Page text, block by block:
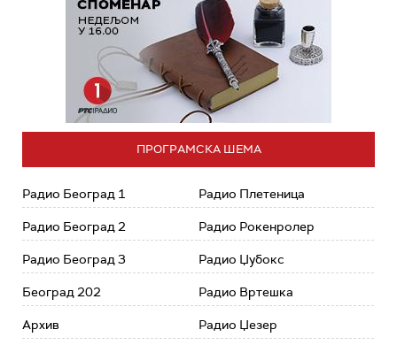
ПРОГРАМСКА ШЕМА
Радио Београд 1
Радио Београд 2
Радио Београд 3
Београд 202
Архив
Радио Плетеница
Радио Рокенролер
Радио Џубокс
Радио Вртешка
Радио Џезер